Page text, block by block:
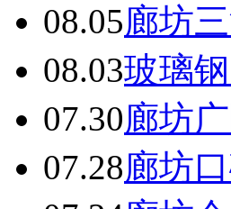
08.05廊坊
08.03玻璃
07.30廊坊
07.28廊坊